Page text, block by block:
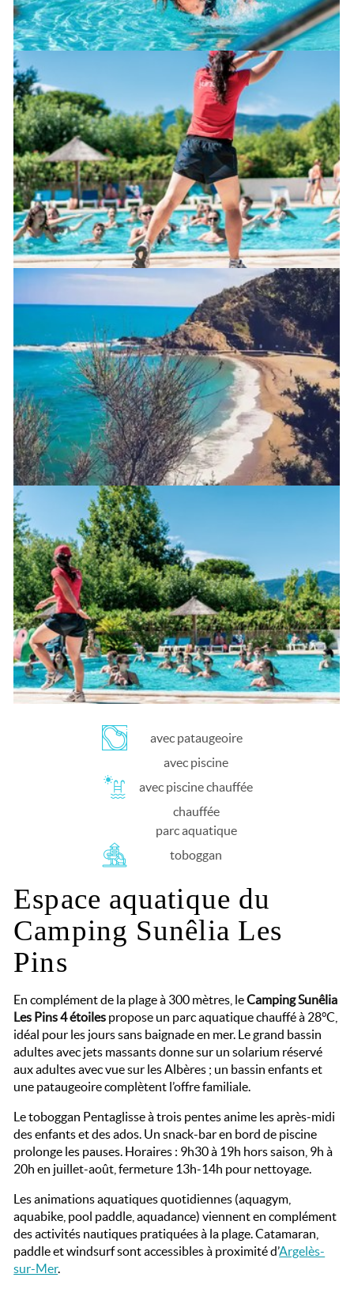
avec pataugeoire
avec piscine
avec piscine chauffée
chauffée
parc aquatique
toboggan
Espace aquatique du
Camping Sunêlia Les
Pins
En complément de la plage à 300 mètres, leCamping Sunêlia
Les Pins 4 étoiles propose un parc aquatique chauffé à 28°C,
idéal pour les jours sans baignade en mer. Le grand bassin
adultes avec jets massants donne sur un solarium réservé
aux adultes avec vue sur les Albères ; un bassin enfants et
une pataugeoire complètent l’offre familiale.
Le toboggan Pentaglisse à trois pentes anime les après-midi
des enfants et des ados. Un snack-bar en bord de piscine
prolonge les pauses. Horaires : 9h30 à 19h hors saison, 9h à
20h en juillet-août, fermeture 13h-14h pour nettoyage.
Les animations aquatiques quotidiennes (aquagym,
aquabike, pool paddle, aquadance) viennent en complément
des activités nautiques pratiquées à la plage. Catamaran,
paddle et windsurf sont accessibles à proximité d’Argelès-
sur-Mer.